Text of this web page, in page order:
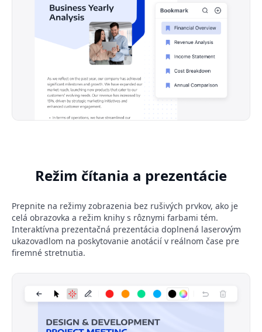
Režim čítania a prezentácie
Prepnite na režimy zobrazenia bez rušivých prvkov, ako je
celá obrazovka a režim knihy s rôznymi farbami tém.
Interaktívna prezentačná prezentácia doplnená laserovým
ukazovadlom na poskytovanie anotácií v reálnom čase pre
firemné stretnutia.